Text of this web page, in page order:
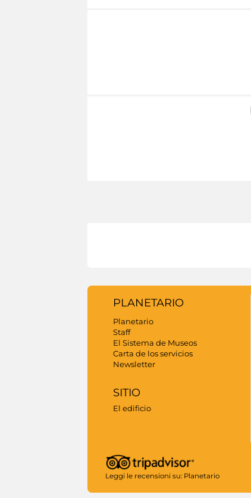
PLANETARIO
Planetario
Staff
El Sistema de Museos
Carta de los servicios
Newsletter
SITIO
El edificio
Leggi le recensioni su: Planetario